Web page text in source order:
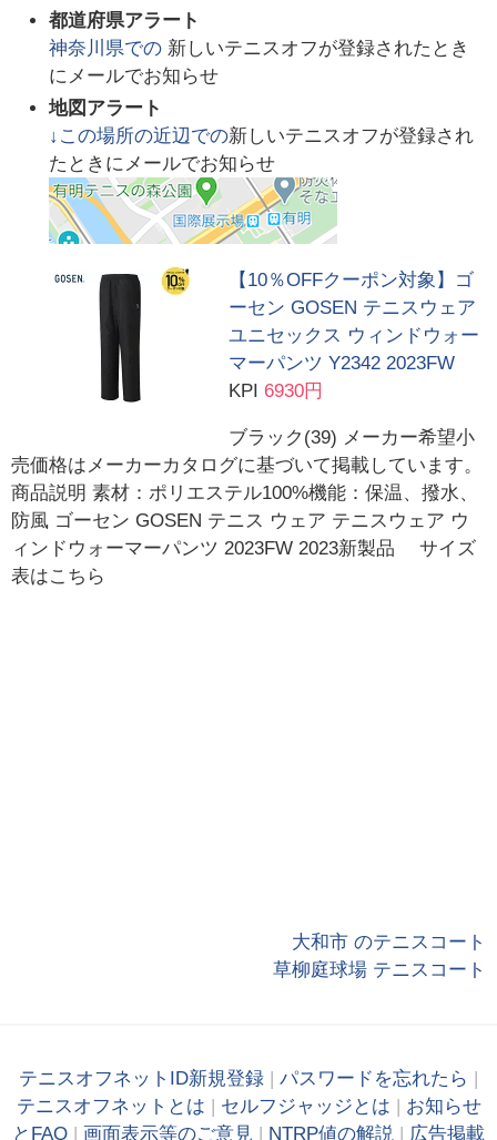
都道府県アラート
神奈川県での 新しいテニスオフが登録されたとき
にメールでお知らせ
地図アラート
↓この場所の近辺での新しいテニスオフが登録され
たときにメールでお知らせ
【10％OFFクーポン対象】ゴ
ーセン GOSEN テニスウェア
ユニセックス ウィンドウォー
マーパンツ Y2342 2023FW
KPI 6930円
ブラック(39) メーカー希望小
売価格はメーカーカタログに基づいて掲載しています。
商品説明 素材：ポリエステル100%機能：保温、撥水、
防風 ゴーセン GOSEN テニス ウェア テニスウェア ウ
ィンドウォーマーパンツ 2023FW 2023新製品 サイズ
表はこちら
大和市 のテニスコート
草柳庭球場 テニスコート
テニスオフネットID新規登録 パスワードを忘れたら
テニスオフネットとは
セルフジャッジとは
お知らせ
とFAQ
画面表示等のご意見 NTRP値の解説 広告掲載